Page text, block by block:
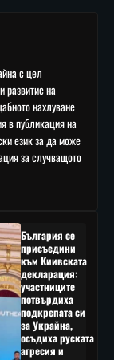
с цел
развитие на
нахлуване
в публикация на
език за да може
за случващото
България се
присъедини
към Киивската
декларация:
участниците
потвърдиха
подкрепата си
за Украйна,
осъдиха руската
агресия и